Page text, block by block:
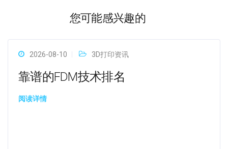
您可能感兴趣的
2026-08-10 3D打印资讯
靠谱的FDM技术排名
阅读详情